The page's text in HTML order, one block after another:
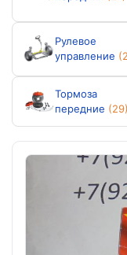
Рулевое
управление
Тормоза
передние (29)